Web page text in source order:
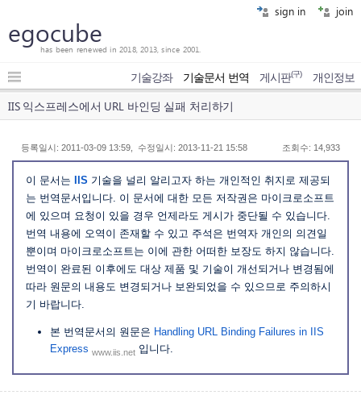
sign in join
egocube
has been renewed in 2018, 2013, since 2001.
기술강좌 기술문서 번역 게시판(구) 개인정보
IIS 익스프레스에서 URL 바인딩 실패 처리하기
등록일시: 2011-03-09 13:59, 수정일시: 2013-11-21 15:58 조회수: 14,933
이 문서는 IIS 기술을 널리 알리고자 하는 개인적인 취지로 제공되
는 번역문서입니다. 이 문서에 대한 모든 저작권은 마이크로소프트
에 있으며 요청이 있을 경우 언제라도 게시가 중단될 수 있습니다.
번역 내용에 오역이 존재할 수 있고 주석은 번역자 개인의 의견일
뿐이며 마이크로소프트는 이에 관한 어떠한 보장도 하지 않습니다.
번역이 완료된 이후에도 대상 제품 및 기술이 개선되거나 변경됨에
따라 원문의 내용도 변경되거나 보완되었을 수 있으므로 주의하시
기 바랍니다.
본 번역문서의 원문은 Handling URL Binding Failures in IIS
Express www.iis.net 입니다.